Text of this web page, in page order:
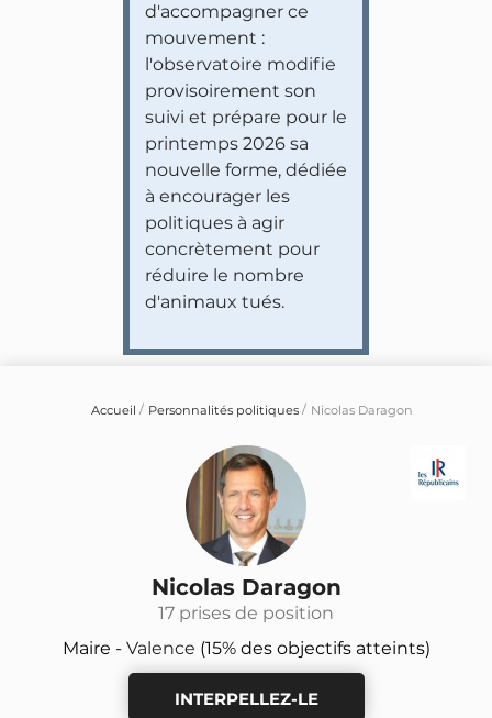
d'accompagner ce
mouvement :
l'observatoire modifie
provisoirement son
suivi et prépare pour le
printemps 2026 sa
nouvelle forme, dédiée
à encourager les
politiques à agir
concrètement pour
réduire le nombre
d'animaux tués.
Accueil Personnalités politiques Nicolas Daragon
Nicolas Daragon
17 prises de position
Maire - Valence (15% des objectifs atteints)
INTERPELLEZ-LE